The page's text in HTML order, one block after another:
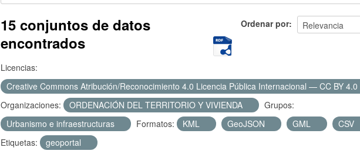
Ordenar por
15 conjuntos de datos
encontrados
Licencias:
Creative Commons Atribución/Reconocimiento 4.0 Licencia Pública Internacional — CC BY 4.0
Organizaciones:
ORDENACIÓN DEL TERRITORIO Y VIVIENDA
Grupos:
Urbanismo e infraestructuras
Formatos: KML GeoJSON GML
CSV
Etiquetas:
geoportal